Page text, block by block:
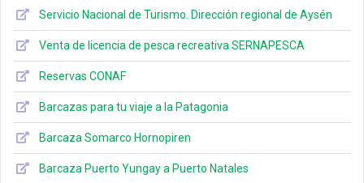
Servicio Nacional de Turismo. Dirección regional de Aysén
Venta de licencia de pesca recreativa SERNAPESCA
Reservas CONAF
Barcazas para tu viaje a la Patagonia
Barcaza Somarco Hornopiren
Barcaza Puerto Yungay a Puerto Natales